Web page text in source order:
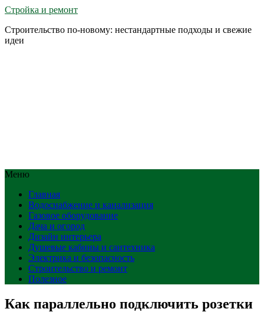
Стройка и ремонт
Строительство по-новому: нестандартные подходы и свежие
идеи
Меню
Главная
Водоснабжение и канализация
Газовое оборудование
Дача и огород
Дизайн интерьера
Душевые кабины и сантехника
Электрика и безопасность
Строительство и ремонт
Полезное
Как параллельно подключить розетки